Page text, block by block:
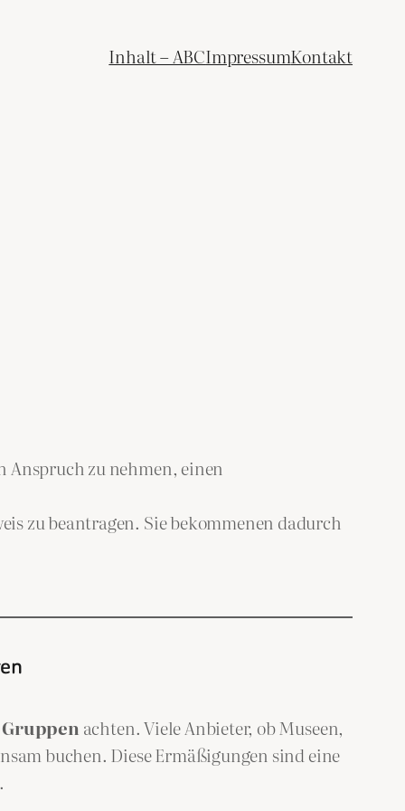
Inhalt – ABCImpressumKontakt
Anspruch zu nehmen, einen
zu beantragen. Sie bekommenen dadurch
achten. Viele Anbieter, ob Museen,
buchen. Diese Ermäßigungen sind eine